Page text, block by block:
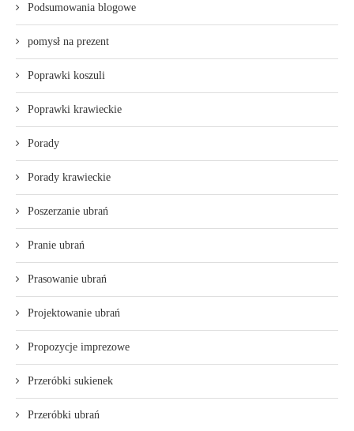
Podsumowania blogowe
pomysł na prezent
Poprawki koszuli
Poprawki krawieckie
Porady
Porady krawieckie
Poszerzanie ubrań
Pranie ubrań
Prasowanie ubrań
Projektowanie ubrań
Propozycje imprezowe
Przeróbki sukienek
Przeróbki ubrań